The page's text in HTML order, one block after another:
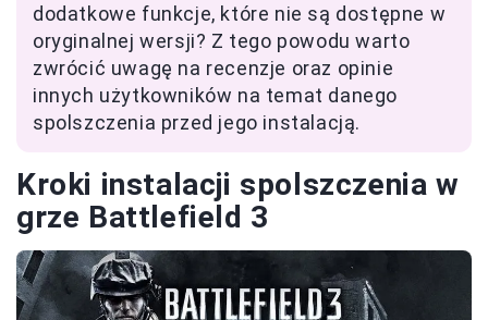
dodatkowe funkcje, które nie są dostępne w
oryginalnej wersji? Z tego powodu warto
zwrócić uwagę na recenzje oraz opinie
innych użytkowników na temat danego
spolszczenia przed jego instalacją.
Kroki instalacji spolszczenia w
grze Battlefield 3